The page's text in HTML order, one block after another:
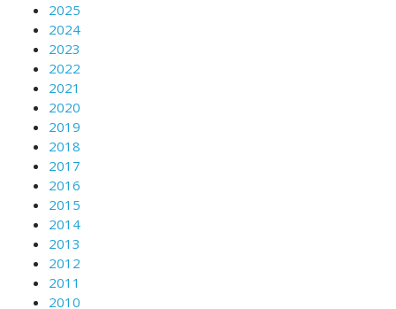
2025
2024
2023
2022
2021
2020
2019
2018
2017
2016
2015
2014
2013
2012
2011
2010